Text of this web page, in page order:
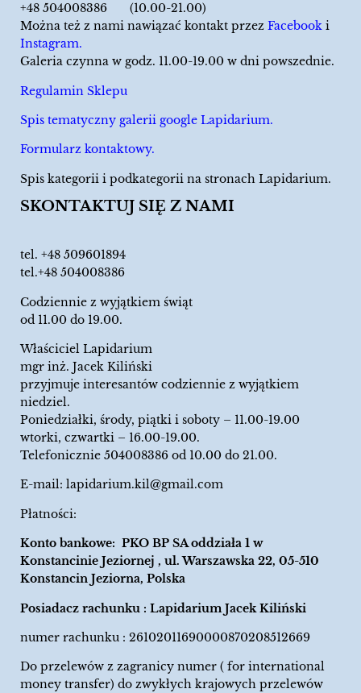
+48 504008386 (10.00-21.00)
Można też z nami nawiązać kontakt przez Facebook i
Instagram.
Galeria czynna w godz. 11.00-19.00 w dni powszednie.
Regulamin Sklepu
Spis tematyczny galerii google Lapidarium.
Formularz kontaktowy.
Spis kategorii i podkategorii na stronach Lapidarium.
SKONTAKTUJ SIĘ Z NAMI
tel. +48 509601894
tel.+48 504008386
Codziennie z wyjątkiem świąt
od 11.00 do 19.00.
Właściciel Lapidarium
mgr inż. Jacek Kiliński
przyjmuje interesantów codziennie z wyjątkiem
niedziel.
Poniedziałki, środy, piątki i soboty – 11.00-19.00
wtorki, czwartki – 16.00-19.00.
Telefonicznie 504008386 od 10.00 do 21.00.
E-mail: lapidarium.kil@gmail.com
Płatności:
Konto bankowe: PKO BP SA oddziała 1 w
Konstancinie Jeziornej , ul. Warszawska 22, 05-510
Konstancin Jeziorna, Polska
Posiadacz rachunku : Lapidarium Jacek Kiliński
numer rachunku : 26102011690000870208512669
Do przelewów z zagranicy numer ( for international
money transfer) do zwykłych krajowych przelewów